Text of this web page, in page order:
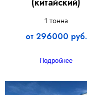
1 тонна
от 296000 руб.
Подробнее